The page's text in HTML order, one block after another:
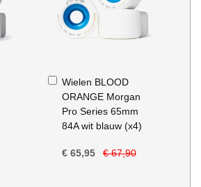
Wielen BLOOD
ORANGE Morgan
Pro Series 65mm
84A wit blauw (x4)
€ 65,95 € 67,90
In
Winkelwagen